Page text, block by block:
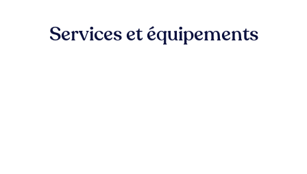
Services et équipements